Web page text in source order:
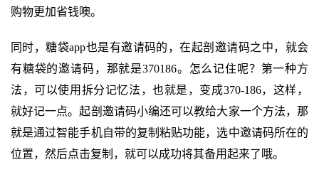
购物更加省钱噢。
同时，糖袋app也是有邀请码的，在起剖邀请码之中，就会
有糖袋的邀请码，那就是370186。怎么记住呢？第一种方
法，可以使用拆分记忆法，也就是，变成370-186，这样，
就好记一点。起剖邀请码小编还可以教给大家一个方法，那
就是通过智能手机自带的复制粘贴功能，选中邀请码所在的
位置，然后点击复制，就可以成功将其备用起来了哦。